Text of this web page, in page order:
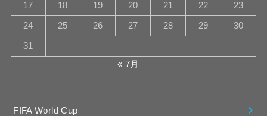
17 18 19 20 21 22 23
24 25 26 27 28 29 30
31
« 7月
FIFA World Cup